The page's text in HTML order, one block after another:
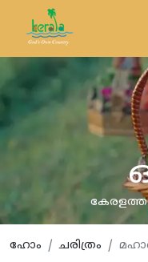
ഹോം ചരിത്രം